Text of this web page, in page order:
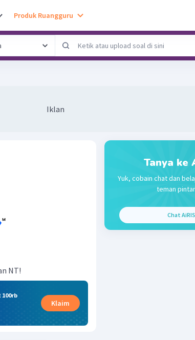
Produk Ruangguru
Iklan
NT!
Klaim
Tanya ke
Yuk, cobain chat dan
teman
Chat AiRIS